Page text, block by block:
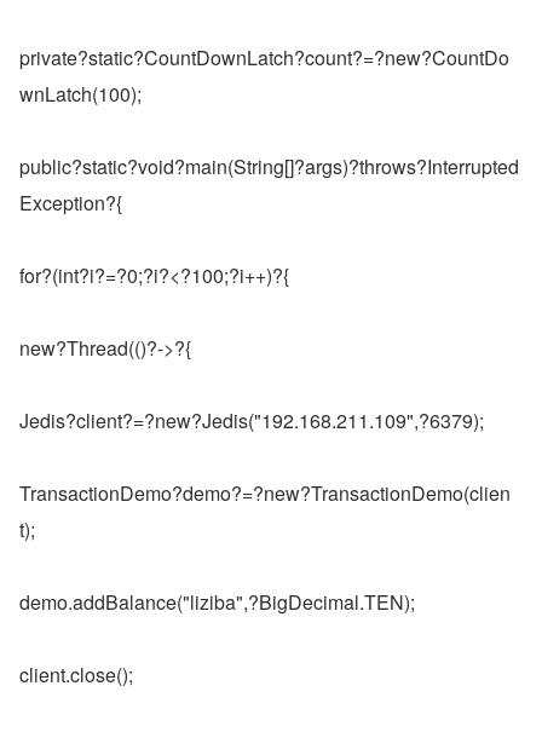
private?static?CountDownLatch?count?=?new?CountDo
wnLatch(100);
public?static?void?main(String[]?args)?throws?Interrupted
Exception?{
for?(int?i?=?0;?i?<?100;?i++)?{
new?Thread(()?->?{
Jedis?client?=?new?Jedis("192.168.211.109",?6379);
TransactionDemo?demo?=?new?TransactionDemo(clien
t);
demo.addBalance("liziba",?BigDecimal.TEN);
client.close();